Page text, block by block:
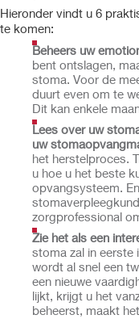
Hieronder vindt u 6
te komen:
Beheers uw
bent ontslagen,
stoma. Voor de
duurt even om te
Dit kan enkele
Lees over uw
uw
het herstelproces.
u hoe u het beste
opvangsysteem.
zorgprofessional
Zie het als een
stoma zal in eerste
wordt al snel een
een nieuwe
lijkt, krijgt u het
beheerst, maakt